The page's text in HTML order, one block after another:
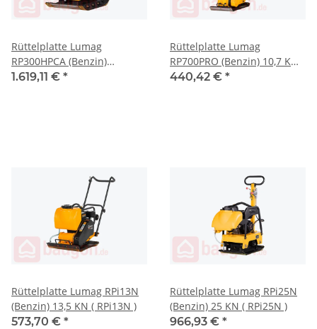
Rüttelplatte Lumag
RP300HPCA (Benzin)
Reversierbar 38 KN (
1.619,11 € *
Rüttelplatte Lumag
RP700PRO (Benzin) 10,7 KN (
RP700PRO )
440,42 € *
Rüttelplatte Lumag RPi13N
(Benzin) 13,5 KN ( RPi13N )
573,70 € *
Rüttelplatte Lumag RPi25N
(Benzin) 25 KN ( RPi25N )
966,93 € *